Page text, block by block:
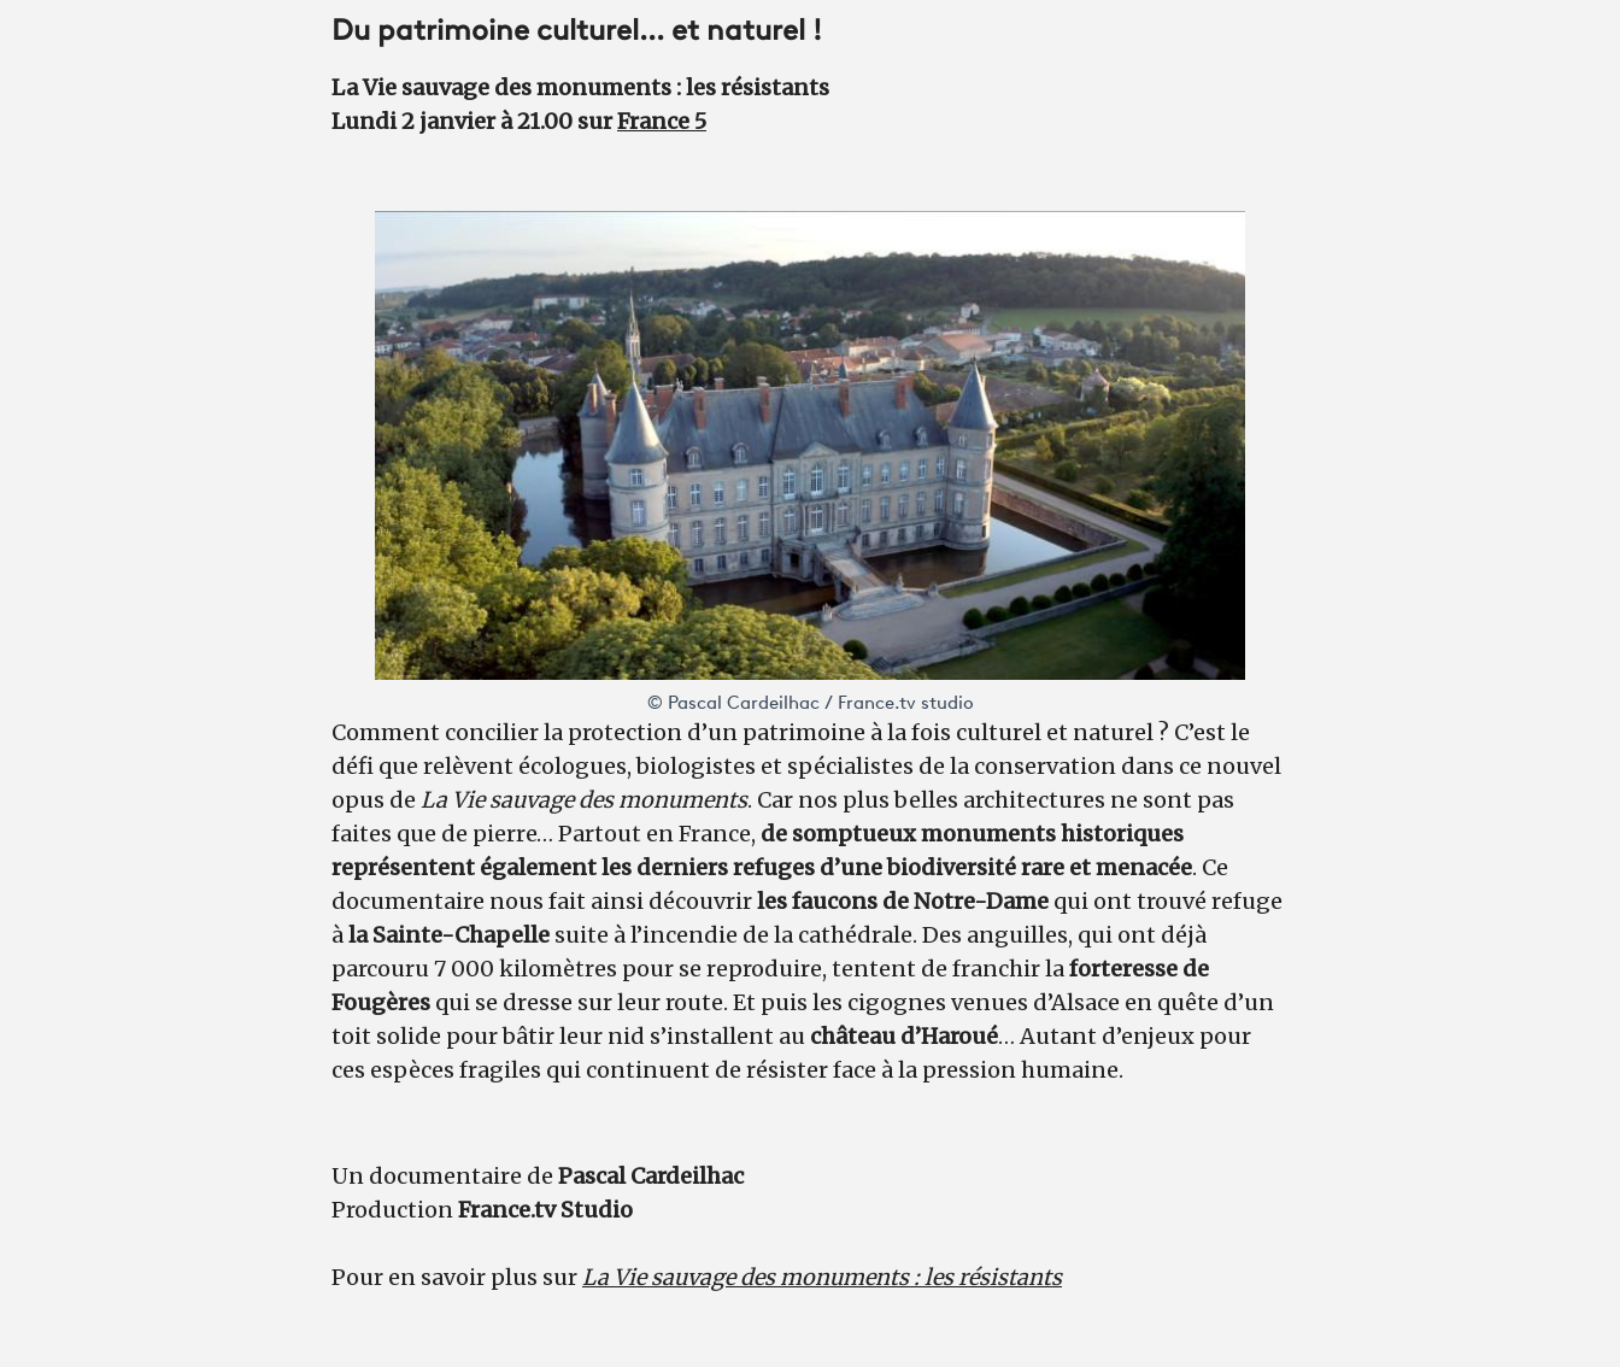
Du patrimoine culturel... et naturel !
La Vie sauvage des monuments : les résistants
Lundi 2 janvier à 21.00 surFrance 5
© Pascal Cardeilhac / France.tv studio
Comment concilier la protection d’un patrimoine à la fois culturel et naturel ? C’est le
défi que relèvent écologues, biologistes et spécialistes de la conservation dans ce nouvel
opus de La Vie sauvage des monuments. Car nos plus belles architectures ne sont pas
faites que de pierre… Partout en France, de somptueux monuments historiques
représentent également les derniers refuges d’une biodiversité rare et menacée. Ce
documentaire nous fait ainsi découvrirles faucons de Notre-Dame qui ont trouvé refuge
àla Sainte-Chapelle suite à l’incendie de la cathédrale. Des anguilles, qui ont déjà
parcouru 7 000 kilomètres pour se reproduire, tentent de franchir laforteresse de
Fougères qui se dresse sur leur route. Et puis les cigognes venues d’Alsace en quête d’un
toit solide pour bâtir leur nid s’installent au château d’Haroué… Autant d’enjeux pour
ces espèces fragiles qui continuent de résister face à la pression humaine.
Un documentaire de Pascal Cardeilhac
ProductionFrance.tv Studio
Pour en savoir plus surLa Vie sauvage des monuments : les résistants